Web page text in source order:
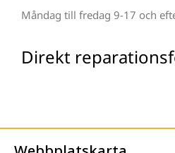
Måndag till fredag 9-17 och
Direkt